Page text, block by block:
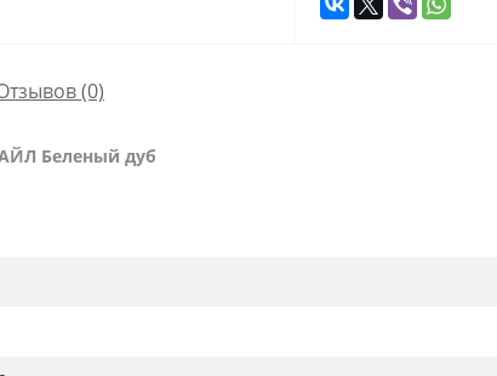
(0)
Беленый дуб